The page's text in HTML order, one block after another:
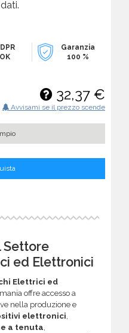
OK
Garanzia
100 %
32,37 €
Avvisami se il prezzo scende
Settore
ed Elettronici
Elettrici ed
offre accesso a
nella produzione e
elettronici,
a tenuta,